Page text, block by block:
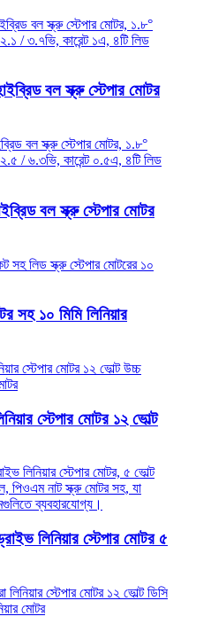
বল স্ক্রু স্টেপার মোটর
বল স্ক্রু স্টেপার মোটর
সহ ১০ মিমি লিনিয়ার
স্টেপার মোটর ১২ ভোল্ট
লিনিয়ার স্টেপার মোটর ৫